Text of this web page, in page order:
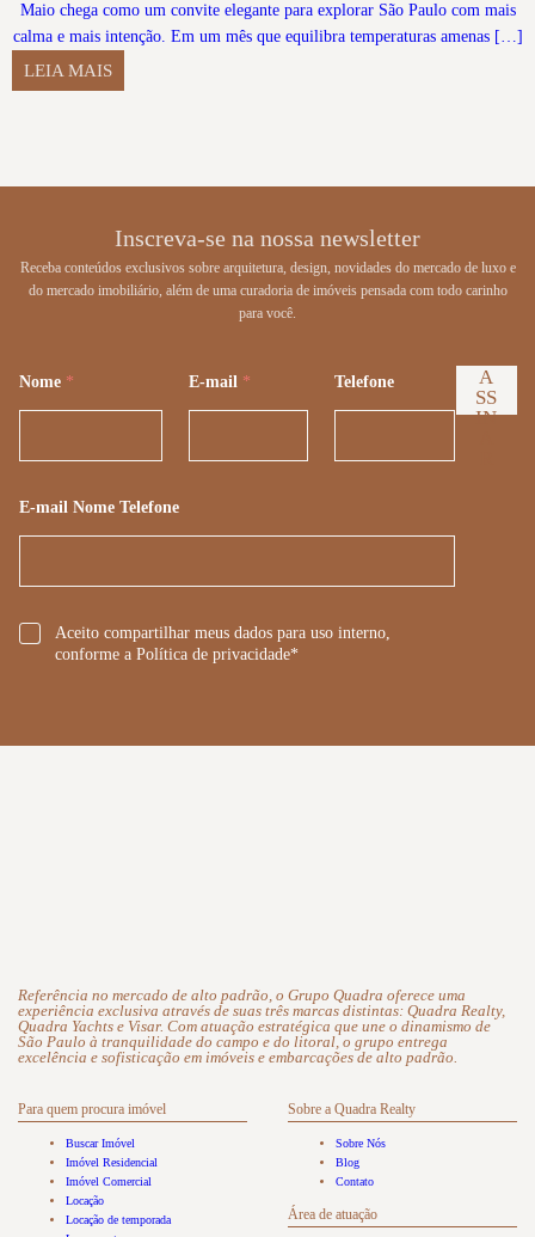
Maio chega como um convite elegante para explorar São Paulo com mais
calma e mais intenção. Em um mês que equilibra temperaturas amenas […]
LEIA MAIS
Inscreva-se na nossa newsletter
Receba conteúdos exclusivos sobre arquitetura, design, novidades do mercado de luxo e
do mercado imobiliário, além de uma curadoria de imóveis pensada com todo carinho
para você.
Nome * E-mail * Telefone
E-mail Nome Telefone
*
Aceito compartilhar meus dados para uso interno,
conforme a Política de privacidade*
A
SS
IN
Referência no mercado de alto padrão, o Grupo Quadra oferece uma
experiência exclusiva através de suas três marcas distintas: Quadra Realty,
Quadra Yachts e Visar. Com atuação estratégica que une o dinamismo de
São Paulo à tranquilidade do campo e do litoral, o grupo entrega
excelência e sofisticação em imóveis e embarcações de alto padrão.
Para quem procura imóvel
Buscar Imóvel
Imóvel Residencial
Imóvel Comercial
Locação
Locação de temporada
Sobre a Quadra Realty
Sobre Nós
Blog
Contato
Área de atuação